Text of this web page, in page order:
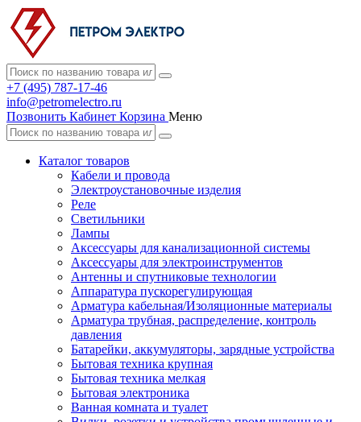
+7 (495) 787-17-46
info@petromelectro.ru
Позвонить Кабинет Корзина Меню
Каталог товаров
Кабели и провода
Электроустановочные изделия
Реле
Светильники
Лампы
Аксессуары для канализационной системы
Аксессуары для электроинструментов
Антенны и спутниковые технологии
Аппаратура пускорегулирующая
Арматура кабельная/Изоляционные материалы
Арматура трубная, распределение, контроль
давления
Батарейки, аккумуляторы, зарядные устройства
Бытовая техника крупная
Бытовая техника мелкая
Бытовая электроника
Ванная комната и туалет